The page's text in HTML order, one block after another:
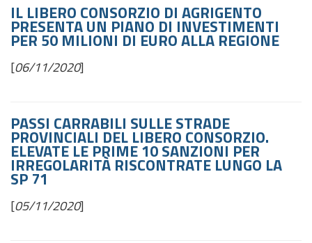
IL LIBERO CONSORZIO DI AGRIGENTO
PRESENTA UN PIANO DI INVESTIMENTI
PER 50 MILIONI DI EURO ALLA REGIONE
[06/11/2020]
PASSI CARRABILI SULLE STRADE
PROVINCIALI DEL LIBERO CONSORZIO.
ELEVATE LE PRIME 10 SANZIONI PER
IRREGOLARITÀ RISCONTRATE LUNGO LA
SP 71
[05/11/2020]